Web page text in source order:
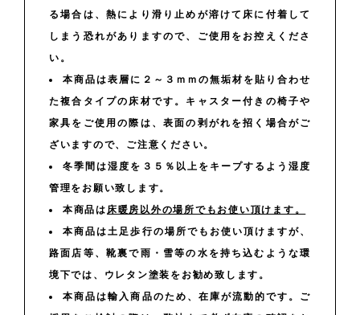
る場合は、熱により滑り止めが溶けて床に付着して
しまう恐れがありますので、ご使用をお控えくださ
い。
本商品は表層に２～３ｍｍの無垢材を貼り合わせ
た複合タイプの床材です。キャスター付きの椅子や
家具をご使用の際は、表面の剥がれを招く場合がご
ざいますので、ご注意ください。
冬季間は湿度を３５％以上をキープするよう湿度
管理をお願い致します。
本商品は 床暖房以外の場所でもお使い頂けます。
本商品は土足歩行の場所でもお使い頂けますが、
路面店等、靴裏で雨・雪等の水を持ち込むような環
境下では、ウレタン塗装をお勧め致します。
本商品は輸入商品のため、在庫が流動的です。ご